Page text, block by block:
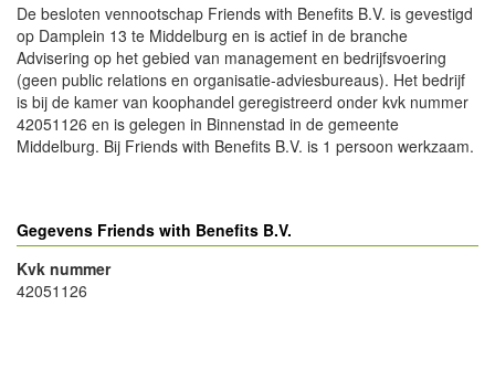
De besloten vennootschap Friends with Benefits B.V. is gevestigd
op Damplein 13 te Middelburg en is actief in de branche
Advisering op het gebied van management en bedrijfsvoering
(geen public relations en organisatie-adviesbureaus). Het bedrijf
is bij de kamer van koophandel geregistreerd onder kvk nummer
42051126 en is gelegen in Binnenstad in de gemeente
Middelburg. Bij Friends with Benefits B.V. is 1 persoon werkzaam.
Gegevens Friends with Benefits B.V.
Kvk nummer
42051126